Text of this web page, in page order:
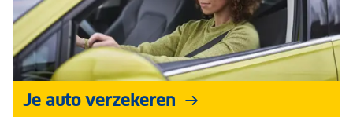
Je auto verzekeren